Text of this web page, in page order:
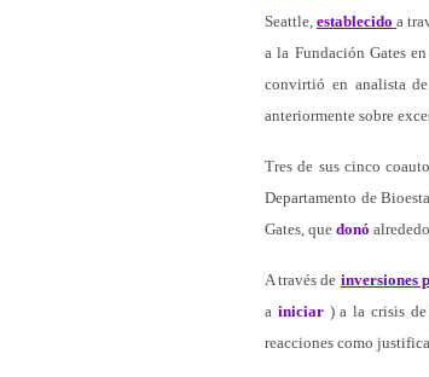
Seattle,establecido a
a la Fundación Gates
convirtió en analista
anteriormente sobre
Tres de sus cinco
Departamento de
Gates, que donó
A través de inversiones
a iniciar) a la crisis de
reacciones como